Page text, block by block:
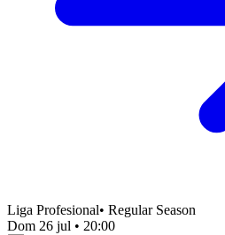
Liga Profesional• Regular Season
Dom 26 jul • 20:00